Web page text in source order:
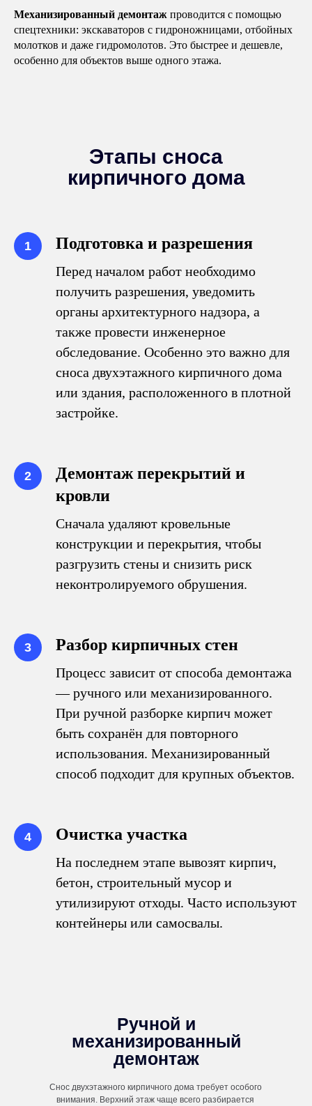
Механизированный демонтаж проводится с помощью
спецтехники: экскаваторов с гидроножницами, отбойных
молотков и даже гидромолотов. Это быстрее и дешевле,
особенно для объектов выше одного этажа.
Этапы сноса
кирпичного дома
Подготовка и разрешения
Перед началом работ необходимо
получить разрешения, уведомить
органы архитектурного надзора, а
также провести инженерное
обследование. Особенно это важно для
сноса двухэтажного кирпичного дома
или здания, расположенного в плотной
застройке.
Демонтаж перекрытий и
кровли
Сначала удаляют кровельные
конструкции и перекрытия, чтобы
разгрузить стены и снизить риск
неконтролируемого обрушения.
Разбор кирпичных стен
Процесс зависит от способа демонтажа
— ручного или механизированного.
При ручной разборке кирпич может
быть сохранён для повторного
использования. Механизированный
способ подходит для крупных объектов.
Очистка участка
На последнем этапе вывозят кирпич,
бетон, строительный мусор и
утилизируют отходы. Часто используют
контейнеры или самосвалы.
Ручной и
механизированный
демонтаж
Снос двухэтажного кирпичного дома требует особого
внимания. Верхний этаж чаще всего разбирается